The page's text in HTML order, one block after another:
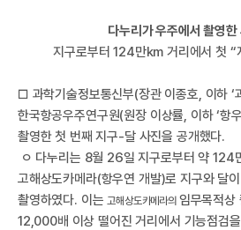
R
다누리가 우주에서 촬영한
지구로부터 124만km 거리에서 첫 “
​□ 과학기술정보통신부(장관 이종호, 이하 ‘
한국항공우주연구원(원장 이상률, 이하 ‘항
촬영한 첫 번째 지구-달 사진을 공개했다.
ㅇ 다누리는 8월 26일 지구로부터 약 124
고해상도카메라(항우연 개발)로 지구와 달
촬영하였다. 이는고해상도카메라의 임무목적
12,000배 이상 떨어진 거리에서 기능점검